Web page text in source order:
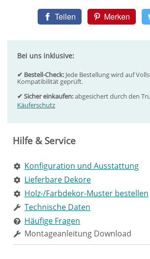
Hilfe & Service
Konfiguration und Ausstattung
Lieferbare Dekore
Holz-/Farbdekor-Muster bestellen
Technische Daten
Häufige Fragen
Montageanleitung Download
Teilen Merken
Bei uns inklusive:
✔ Bestell-Check: Jede Bestellung wird auf
Kompatibilität geprüft.
✔ Sicher einkaufen:abgesichert durch den
Käuferschutz